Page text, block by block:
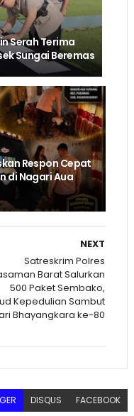
Serah Terima
Sungai Beremas
Respon Cepat
di Nagari Aua
NEXT
Satreskrim Polres
Barat Salurkan
500 Paket Sembako,
Kepedulian Sambut
Bhayangkara ke-80
DISQUS FACEBOOK